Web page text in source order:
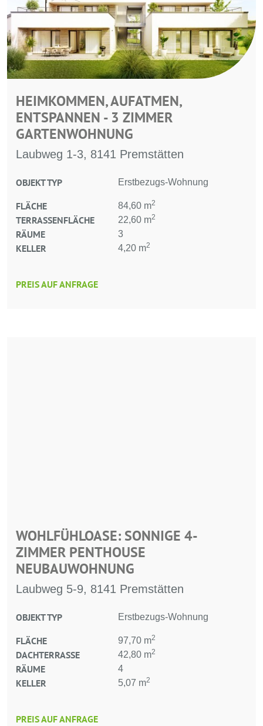
HEIMKOMMEN, AUFATMEN,
ENTSPANNEN - 3 ZIMMER
GARTENWOHNUNG
Laubweg 1-3, 8141 Premstätten
OBJEKT TYP Erstbezugs-Wohnung
FLÄCHE 84,60 m2
TERRASSENFLÄCHE 22,60 m2
RÄUME 3
KELLER 4,20 m2
PREIS AUF ANFRAGE
WOHLFÜHLOASE: SONNIGE 4-
ZIMMER PENTHOUSE
NEUBAUWOHNUNG
Laubweg 5-9, 8141 Premstätten
OBJEKT TYP Erstbezugs-Wohnung
FLÄCHE 97,70 m2
DACHTERRASSE 42,80 m2
RÄUME 4
KELLER 5,07 m2
PREIS AUF ANFRAGE